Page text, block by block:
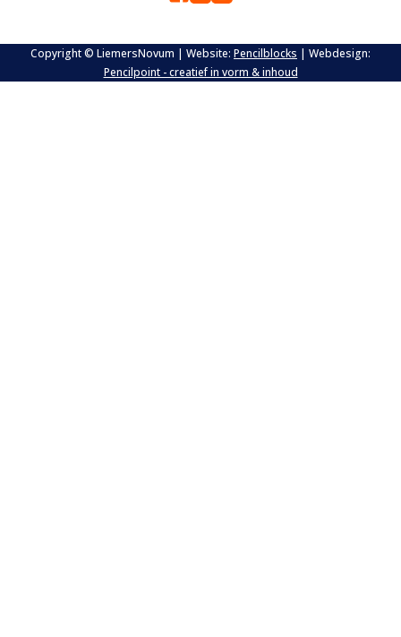
Copyright © LiemersNovum | Website: Pencilblocks | Webdesign:
Pencilpoint - creatief in vorm & inhoud